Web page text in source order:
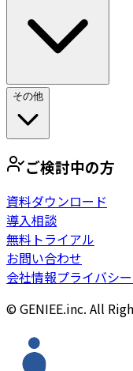
その他
ご検討中の方
資料ダウンロード
導入相談
無料トライアル
お問い合わせ
会社情報プライバシ
© GENIEE.inc. All